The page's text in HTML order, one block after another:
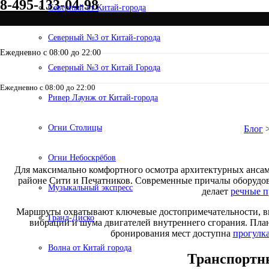
8-495-133-04-98
Ежедневно с 08:00 до 22:00
Северный от Китай-города
Северный №3 от Китай-города
Северный №3 от Китай Города
Ривер Лаунж от Китай-города
Огни Столицы
Огни Небоскрёбов
Музыкальный экспресс
Гранд-Диско
Волна от Китай города
Ежедневно с 08:00 до 22:00
8-495-133-04-98 Прогулка по
Блог
Для максимально комфортного осмотра архитектурных
районе Сити и Печатников. Современные причалы
делает речные
Маршруты охватывают ключевые достопримечательности,
вибраций и шума двигателей внутреннего сгорания.
бронирования мест доступна